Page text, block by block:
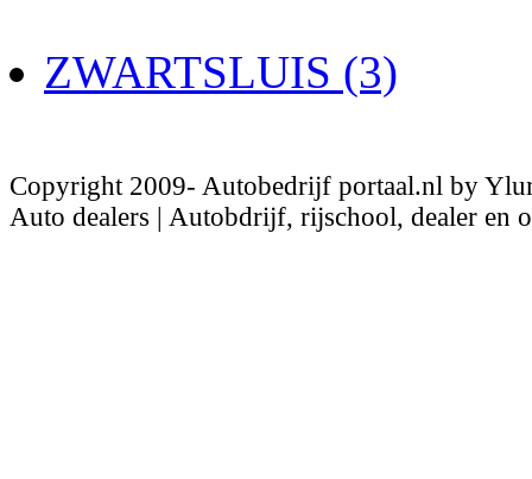
ZWARTSLUIS (3)
Copyright 2009- Autobedrijf portaal.nl by
Auto dealers | Autobdrijf, rijschool, dealer en